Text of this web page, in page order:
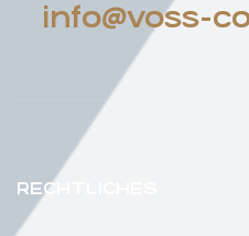
info@voss-
RECHTLICHES